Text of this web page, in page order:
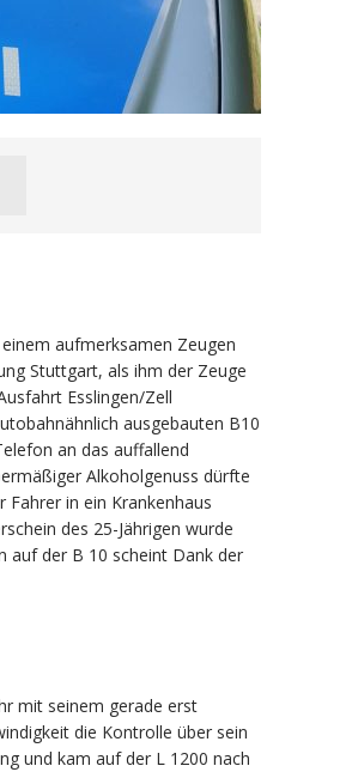
aufmerksamen Zeugen
Stuttgart, als ihm der Zeuge
Esslingen/Zell
ausgebauten B10
an das auffallend
Alkoholgenuss dürfte
in ein Krankenhaus
des 25-Jährigen wurde
auf der B 10 scheint Dank der
mit seinem gerade erst
die Kontrolle über sein
und kam auf der L 1200 nach